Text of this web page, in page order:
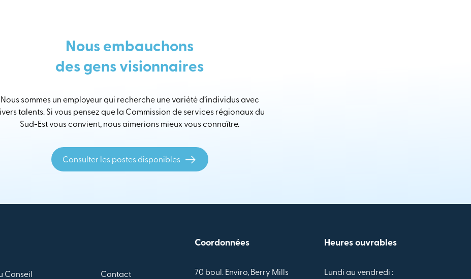
Nous embauchons
des gens visionnaires
Nous sommes un employeur qui recherche une variété d’individus avec
talents. Si vous pensez que la Commission de services régionaux du
Sud-Est vous convient, nous aimerions mieux vous connaître.
Consulter les postes disponibles
Conseil Contact
Coordonnées
70 boul. Enviro, Berry Mills
Heures ouvrables
Lundi au vendredi :